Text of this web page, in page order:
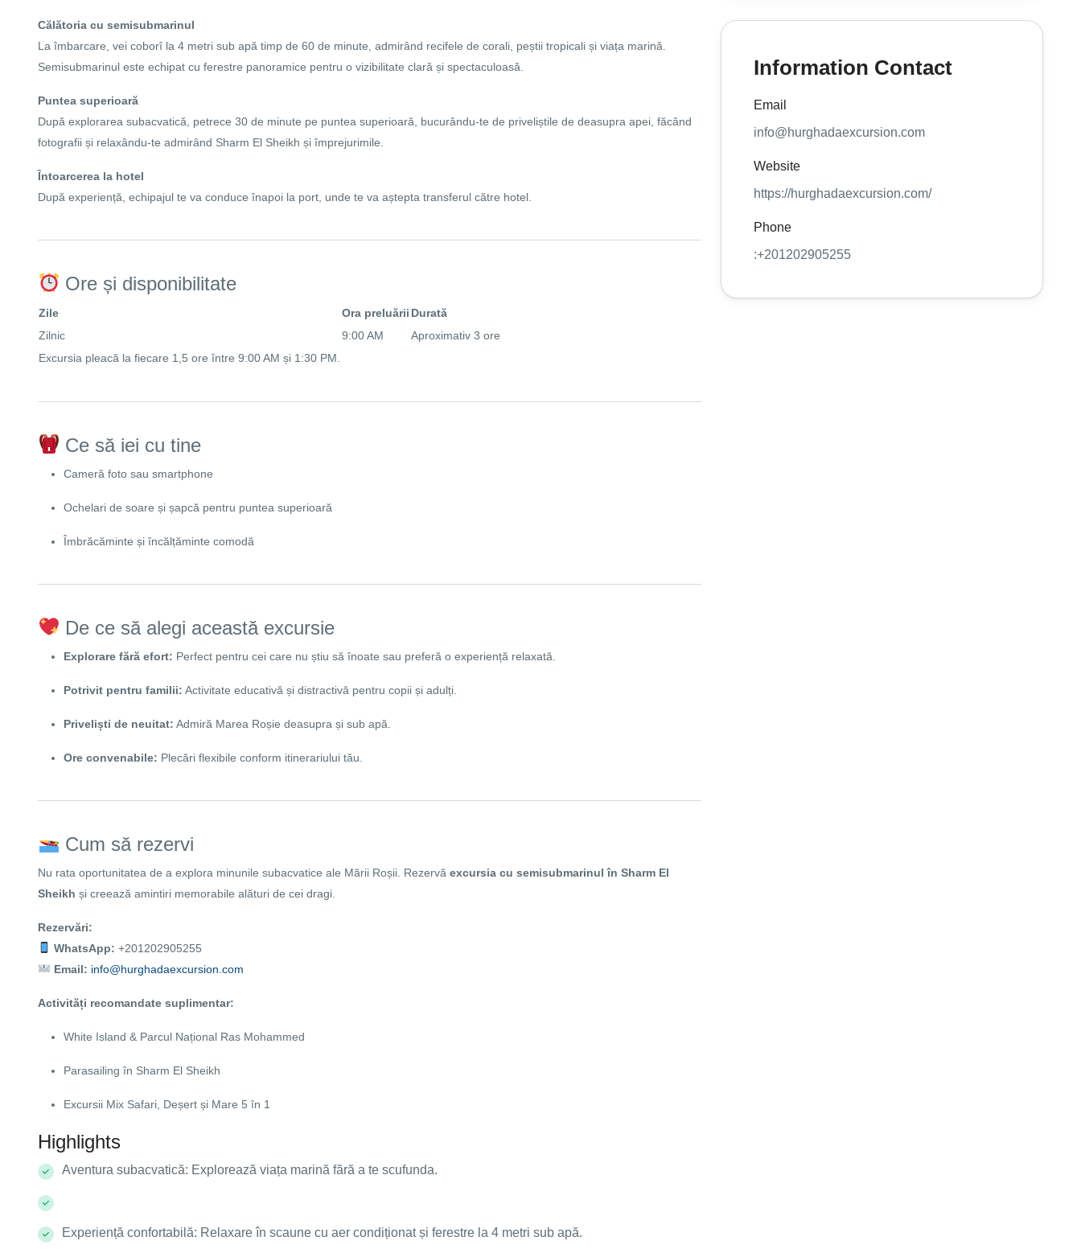
Călătoria cu semisubmarinul
La îmbarcare, vei coborî la 4 metri sub apă timp de 60 de minute, admirând recifele de corali, peștii tropicali și viața marină.
Semisubmarinul este echipat cu ferestre panoramice pentru o vizibilitate clară și spectaculoasă.
Puntea superioară
După explorarea subacvatică, petrece 30 de minute pe puntea superioară, bucurându-te de priveliștile de deasupra apei, făcând
fotografii și relaxându-te admirând Sharm El Sheikh și împrejurimile.
Întoarcerea la hotel
După experiență, echipajul te va conduce înapoi la port, unde te va aștepta transferul către hotel.
Ore și disponibilitate
Zile Ora preluării Durată
Zilnic
9:00 AM
Aproximativ 3 ore
Excursia pleacă la fiecare 1,5 ore între 9:00 AM și 1:30 PM.
Ce să iei cu tine
Cameră foto sau smartphone
Ochelari de soare și șapcă pentru puntea superioară
Îmbrăcăminte și încălțăminte comodă
De ce să alegi această excursie
Explorare fără efort: Perfect pentru cei care nu știu să înoate sau preferă o experiență relaxată.
Potrivit pentru familii: Activitate educativă și distractivă pentru copii și adulți.
Priveliști de neuitat: Admiră Marea Roșie deasupra și sub apă.
Ore convenabile: Plecări flexibile conform itinerariului tău.
Cum să rezervi
Nu rata oportunitatea de a explora minunile subacvatice ale Mării Roșii. Rezervă excursia cu semisubmarinul în Sharm El
Sheikh și creează amintiri memorabile alături de cei dragi.
Rezervări:
WhatsApp: +201202905255
Email: info@hurghadaexcursion.com
Activități recomandate suplimentar:
White Island & Parcul Național Ras Mohammed
Parasailing în Sharm El Sheikh
Excursii Mix Safari, Deșert și Mare 5 în 1
Highlights
Aventura subacvatică: Explorează viața marină fără a te scufunda.
Experiență confortabilă: Relaxare în scaune cu aer condiționat și ferestre la 4 metri sub apă.
Information Contact
Email
info@hurghadaexcursion.com
Website
https://hurghadaexcursion.com/
Phone
:+201202905255